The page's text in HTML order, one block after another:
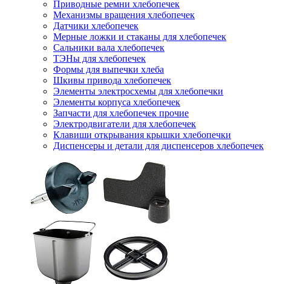
Приводные ремни хлебопечек
Механизмы вращения хлебопечек
Датчики хлебопечек
Мерные ложки и стаканы для хлебопечек
Сальники вала хлебопечек
ТЭНы для хлебопечек
Формы для выпечки хлеба
Шкивы привода хлебопечек
Элементы электросхемы для хлебопечки
Элементы корпуса хлебопечек
Запчасти для хлебопечек прочие
Электродвигатели для хлебопечек
Клавиши открывания крышки хлебопечки
Диспенсеры и детали для диспенсеров хлебопечек